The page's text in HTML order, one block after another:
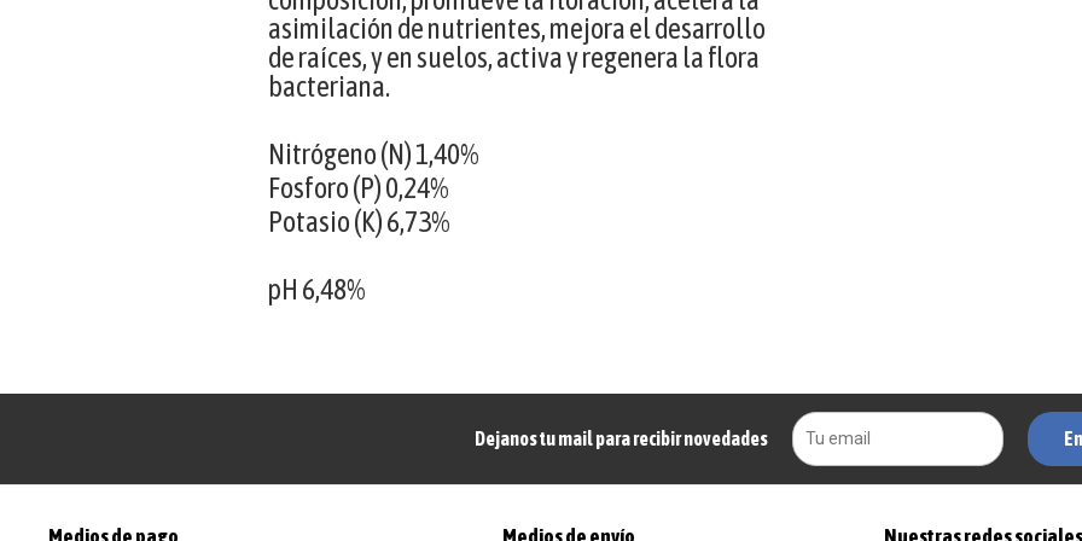
asimilación de nutrientes, mejora el desarrollo
de raíces, y en suelos, activa y regenera la flora
bacteriana.
Nitrógeno (N) 1,40%
Fosforo (P) 0,24%
Potasio (K) 6,73%
pH 6,48%
Dejanos tu mail para recibir novedades
Medios de pago Medios de envío Nuestras redes sociales